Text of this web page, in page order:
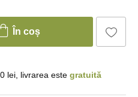
În coș
lei, livrarea este gratuită